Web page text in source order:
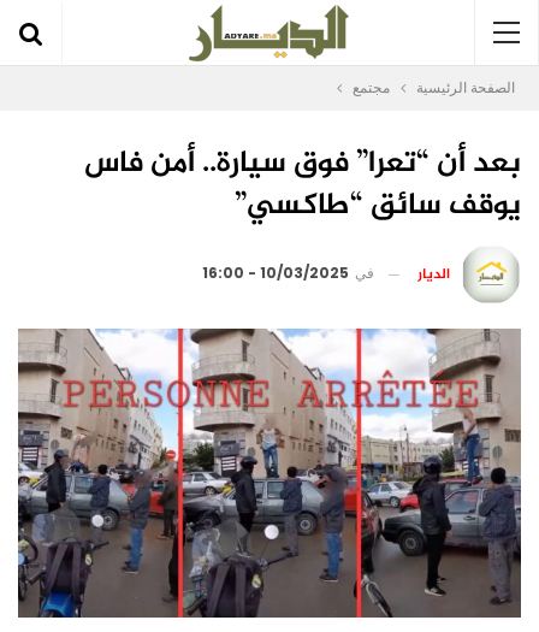
الصفحة الرئيسية مجتمع
بعد أن “تعرا” فوق سيارة.. أمن فاس
يوقف سائق “طاكسي”
الديار في 10/03/2025 - 16:00